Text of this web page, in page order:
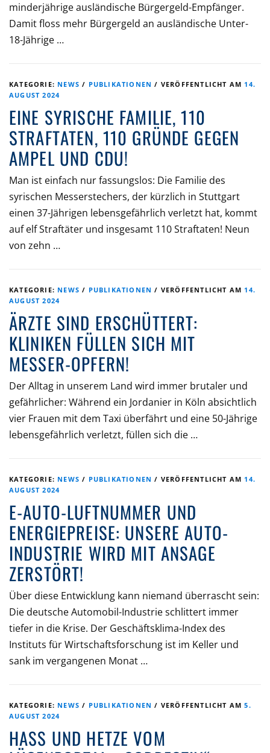
minderjährige ausländische Bürgergeld-Empfänger.
Damit floss mehr Bürgergeld an ausländische Unter-
18-Jährige …
KATEGORIE: NEWS / PUBLIKATIONEN / VERÖFFENTLICHT AM 14.
AUGUST 2024
EINE SYRISCHE FAMILIE, 110
STRAFTATEN, 110 GRÜNDE GEGEN
AMPEL UND CDU!
Man ist einfach nur fassungslos: Die Familie des
syrischen Messerstechers, der kürzlich in Stuttgart
einen 37-Jährigen lebensgefährlich verletzt hat, kommt
auf elf Straftäter und insgesamt 110 Straftaten! Neun
von zehn …
KATEGORIE: NEWS / PUBLIKATIONEN / VERÖFFENTLICHT AM 14.
AUGUST 2024
ÄRZTE SIND ERSCHÜTTERT:
KLINIKEN FÜLLEN SICH MIT
MESSER-OPFERN!
Der Alltag in unserem Land wird immer brutaler und
gefährlicher: Während ein Jordanier in Köln absichtlich
vier Frauen mit dem Taxi überfährt und eine 50-Jährige
lebensgefährlich verletzt, füllen sich die …
KATEGORIE: NEWS / PUBLIKATIONEN / VERÖFFENTLICHT AM 14.
AUGUST 2024
E-AUTO-LUFTNUMMER UND
ENERGIEPREISE: UNSERE AUTO-
INDUSTRIE WIRD MIT ANSAGE
ZERSTÖRT!
Über diese Entwicklung kann niemand überrascht sein:
Die deutsche Automobil-Industrie schlittert immer
tiefer in die Krise. Der Geschäftsklima-Index des
Instituts für Wirtschaftsforschung ist im Keller und
sank im vergangenen Monat …
KATEGORIE: NEWS / PUBLIKATIONEN / VERÖFFENTLICHT AM5.
AUGUST 2024
HASS UND HETZE VOM